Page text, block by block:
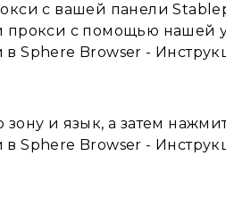
с вашей панели
прокси с помощью нашей
и язык, а затем